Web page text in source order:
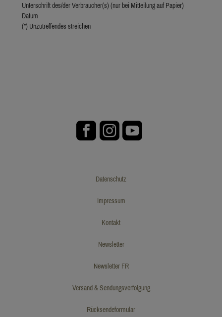
Unterschrift des/der Verbraucher(s) (nur bei Mitteilung auf Papier)
Datum
(*) Unzutreffendes streichen
Datenschutz
Impressum
Kontakt
Newsletter
Newsletter FR
Versand & Sendungsverfolgung
Rücksendeformular